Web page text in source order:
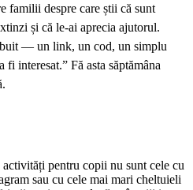
familii despre care știi că sunt
și că le-ai aprecia ajutorul.
— un link, un cod, un simplu
interesat.” Fă asta săptămâna
pentru copii nu sunt cele cu
sau cu cele mai mari cheltuieli